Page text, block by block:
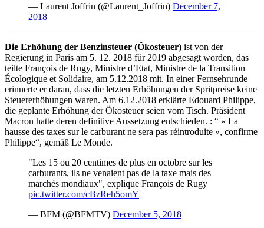
— Laurent Joffrin (@Laurent_Joffrin) December 7,
2018
Die Erhöhung der Benzinsteuer (Ökosteuer) ist von der
Regierung in Paris am 5. 12. 2018 für 2019 abgesagt worden, das
teilte François de Rugy, Ministre d’Etat, Ministre de la Transition
Écologique et Solidaire, am 5.12.2018 mit. In einer Fernsehrunde
erinnerte er daran, dass die letzten Erhöhungen der Spritpreise keine
Steuererhöhungen waren. Am 6.12.2018 erklärte Edouard Philippe,
die geplante Erhöhung der Ökosteuer seien vom Tisch. Präsident
Macron hatte deren definitive Aussetzung entschieden. : “ « La
hausse des taxes sur le carburant ne sera pas réintroduite », confirme
Philippe“, gemäß Le Monde.
"Les 15 ou 20 centimes de plus en octobre sur les
carburants, ils ne venaient pas de la taxe mais des
marchés mondiaux", explique François de Rugy
pic.twitter.com/cBzReh5omY
— BFM (@BFMTV) December 5, 2018